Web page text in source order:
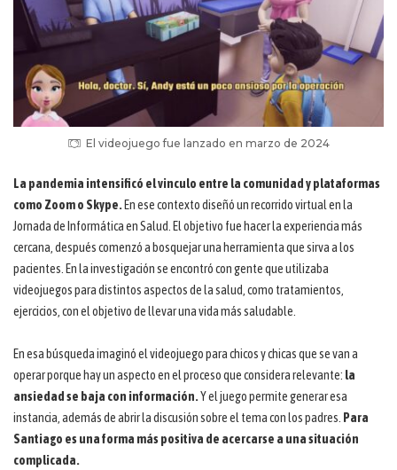
El videojuego fue lanzado en marzo de 2024
La pandemia intensificó el vinculo entre la comunidad y plataformas
como Zoom o Skype. En ese contexto diseñó un recorrido virtual en la
Jornada de Informática en Salud. El objetivo fue hacer la experiencia más
cercana, después comenzó a bosquejar una herramienta que sirva a los
pacientes. En la investigación se encontró con gente que utilizaba
videojuegos para distintos aspectos de la salud, como tratamientos,
ejercicios, con el objetivo de llevar una vida más saludable.
En esa búsqueda imaginó el videojuego para chicos y chicas que se van a
operar porque hay un aspecto en el proceso que considera relevante: la
ansiedad se baja con información.Y el juego permite generar esa
instancia, además de abrir la discusión sobre el tema con los padres. Para
Santiago es una forma más positiva de acercarse a una situación
complicada.